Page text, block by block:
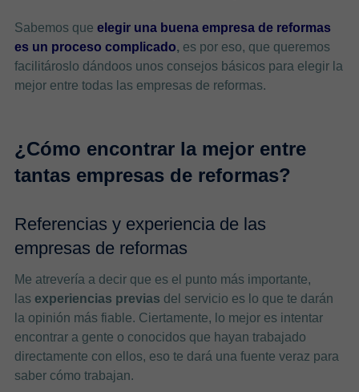
Sabemos que elegir una buena empresa de reformas
es un proceso complicado, es por eso, que queremos
facilitároslo dándoos unos consejos básicos para elegir la
mejor entre todas las empresas de reformas.
¿Cómo encontrar la mejor entre
tantas empresas de reformas?
Referencias y experiencia de las
empresas de reformas
Me atrevería a decir que es el punto más importante,
las experiencias previas del servicio es lo que te darán
la opinión más fiable. Ciertamente, lo mejor es intentar
encontrar a gente o conocidos que hayan trabajado
directamente con ellos, eso te dará una fuente veraz para
saber cómo trabajan.